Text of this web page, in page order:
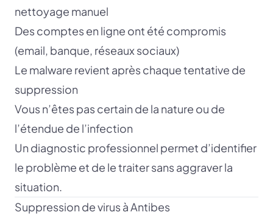
nettoyage manuel
Des comptes en ligne ont été compromis
(email, banque, réseaux sociaux)
Le malware revient après chaque tentative de
suppression
Vous n’êtes pas certain de la nature ou de
l’étendue de l’infection
Un diagnostic professionnel permet d’identifier
le problème et de le traiter sans aggraver la
situation.
Suppression de virus à Antibes